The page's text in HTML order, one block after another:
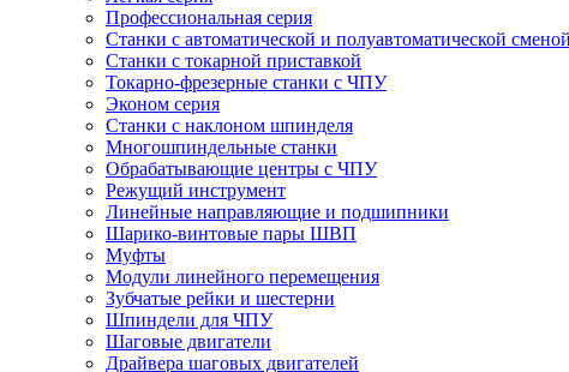
Профессиональная серия
Станки с автоматической и полуавтоматической
Станки с токарной приставкой
Токарно-фрезерные станки с ЧПУ
Эконом серия
Станки с наклоном шпинделя
Многошпиндельные станки
Обрабатывающие центры с ЧПУ
Режущий инструмент
Линейные направляющие и подшипники
Шарико-винтовые пары ШВП
Муфты
Модули линейного перемещения
Зубчатые рейки и шестерни
Шпиндели для ЧПУ
Шаговые двигатели
Драйвера шаговых двигателей